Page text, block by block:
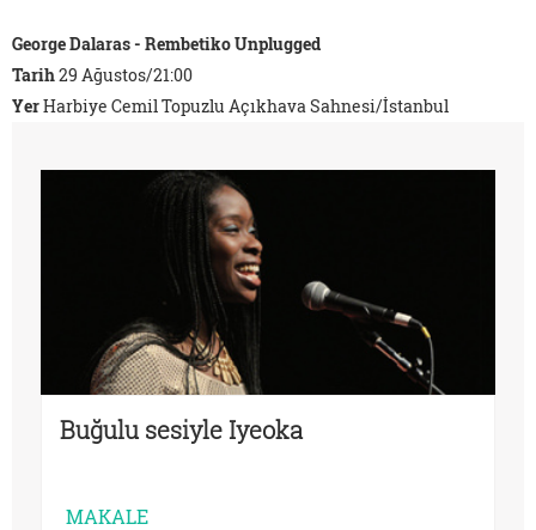
George Dalaras - Rembetiko Unplugged
Tarih29 Ağustos/21:00
YerHarbiye Cemil Topuzlu Açıkhava Sahnesi/İstanbul
Buğulu sesiyle Iyeoka
MAKALE